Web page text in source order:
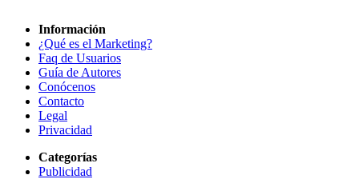
Información
¿Qué es el Marketing?
Faq de Usuarios
Guía de Autores
Conócenos
Contacto
Legal
Privacidad
Categorías
Publicidad